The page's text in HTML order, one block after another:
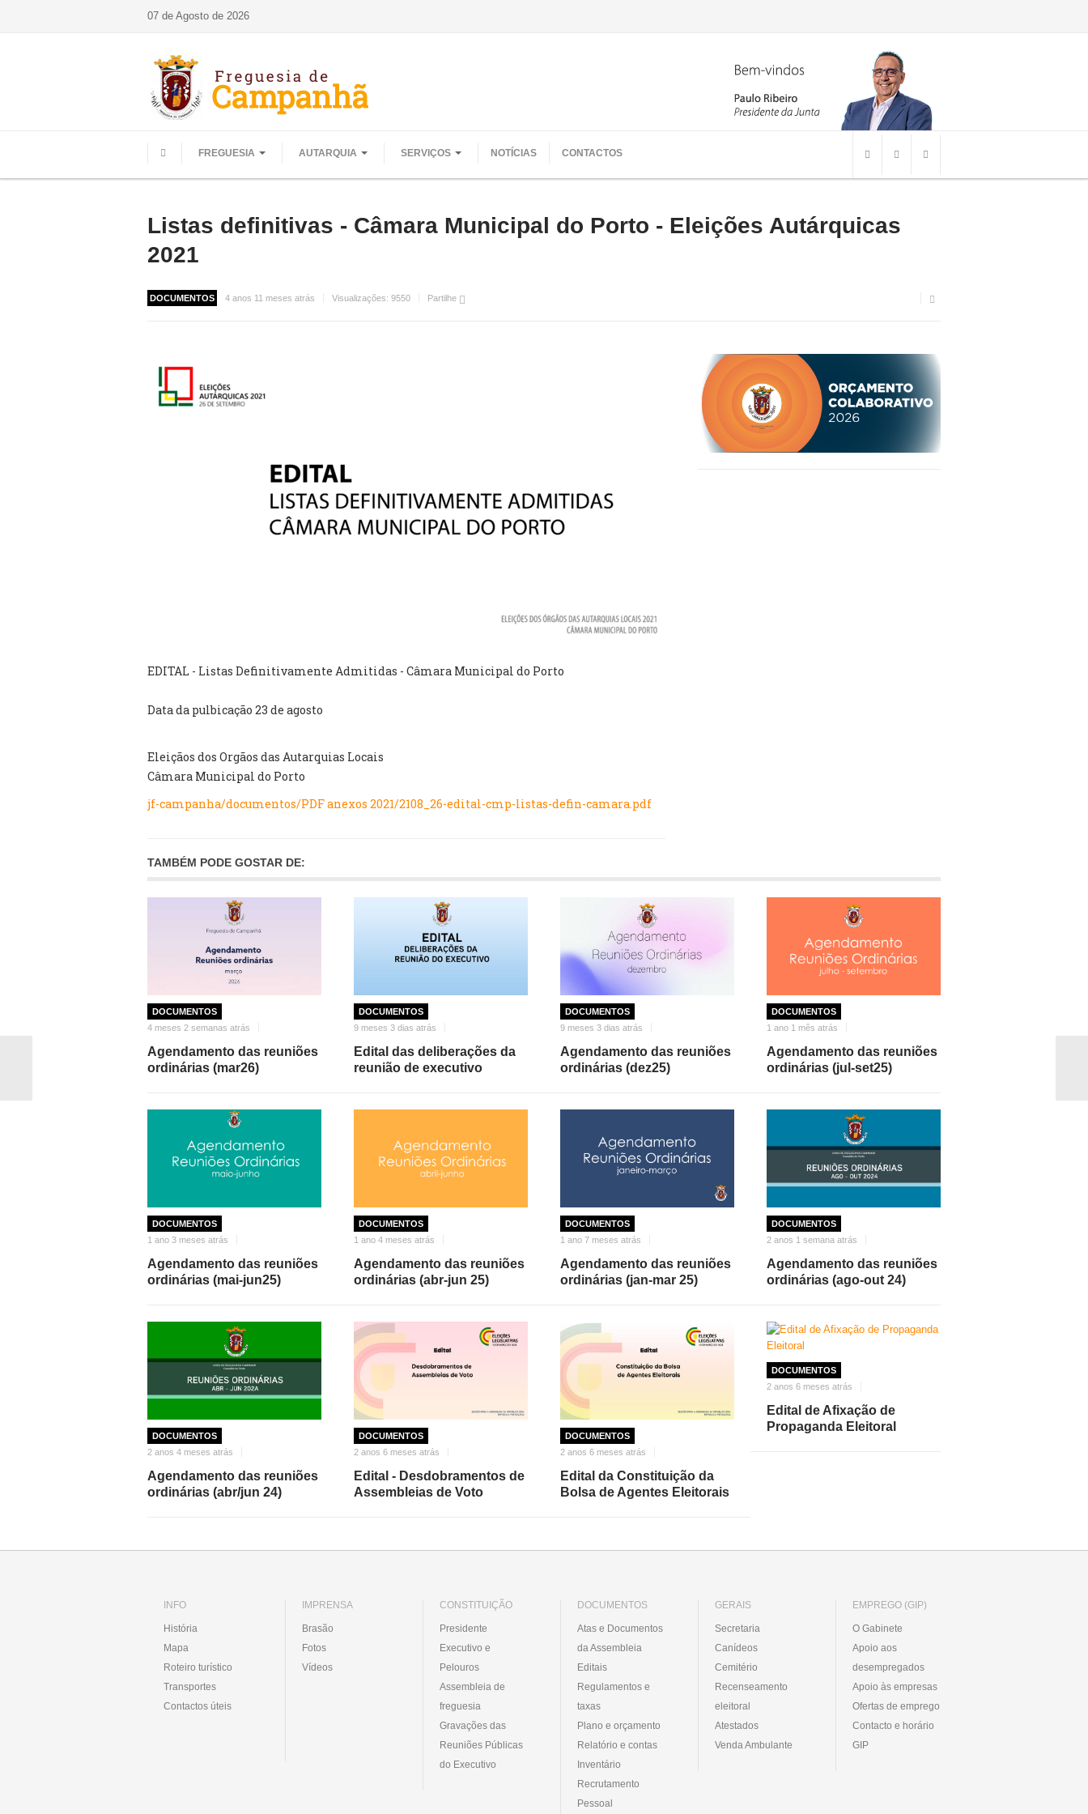
07 de Agosto de 2026
FREGUESIA AUTARQUIA SERVIÇOS NOTÍCIAS CONTACTOS
Listas definitivas - Câmara Municipal do Porto - Eleições Autárquicas
2021
DOCUMENTOS 4 anos 11 meses atrás Visualizações: 9550 Partilhe
EDITAL - Listas Definitivamente Admitidas - Câmara Municipal do Porto
Data da pulbicação 23 de agosto
Eleiçãos dos Orgãos das Autarquias Locais
Câmara Municipal do Porto
jf-campanha/documentos/PDF anexos 2021/2108_26-edital-cmp-listas-defin-camara.pdf
TAMBÉM PODE GOSTAR DE:
DOCUMENTOS
4 meses 2 semanas atrás
Agendamento das reuniões
ordinárias (mar26)
DOCUMENTOS
9 meses 3 dias atrás
Edital das deliberações da
reunião de executivo
DOCUMENTOS
9 meses 3 dias atrás
Agendamento das reuniões
ordinárias (dez25)
DOCUMENTOS
1 ano 1 mês atrás
Agendamento das reuniões
ordinárias (jul-set25)
DOCUMENTOS
1 ano 3 meses atrás
Agendamento das reuniões
ordinárias (mai-jun25)
DOCUMENTOS
1 ano 4 meses atrás
Agendamento das reuniões
ordinárias (abr-jun 25)
DOCUMENTOS
1 ano 7 meses atrás
Agendamento das reuniões
ordinárias (jan-mar 25)
DOCUMENTOS
2 anos 1 semana atrás
Agendamento das reuniões
ordinárias (ago-out 24)
DOCUMENTOS
2 anos 4 meses atrás
Agendamento das reuniões
ordinárias (abr/jun 24)
DOCUMENTOS
2 anos 6 meses atrás
Edital - Desdobramentos de
Assembleias de Voto
DOCUMENTOS
2 anos 6 meses atrás
Edital da Constituição da
Bolsa de Agentes Eleitorais
DOCUMENTOS
2 anos 6 meses atrás
Edital de Afixação de
Propaganda Eleitoral
INFO
História
Mapa
Roteiro turístico
Transportes
Contactos úteis
IMPRENSA
Brasão
Fotos
Vídeos
CONSTITUIÇÃO
Presidente
Executivo e
Pelouros
Assembleia de
freguesia
Gravações das
Reuniões Públicas
do Executivo
DOCUMENTOS
Atas e Documentos
da Assembleia
Editais
Regulamentos e
taxas
Plano e orçamento
Relatório e contas
Inventário
Recrutamento
Pessoal
GERAIS
Secretaria
Canídeos
Cemitério
Recenseamento
eleitoral
Atestados
Venda Ambulante
EMPREGO (GIP)
O Gabinete
Apoio aos
desempregados
Apoio às empresas
Ofertas de emprego
Contacto e horário
GIP